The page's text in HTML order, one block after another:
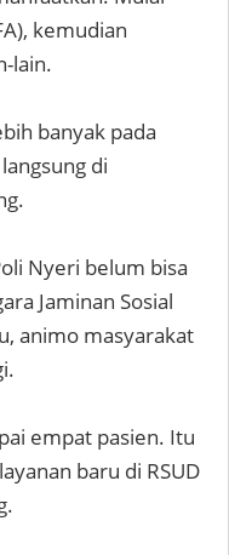
kemudian
lain.
banyak pada
di
Nyeri belum bisa
Jaminan Sosial
animo masyarakat
empat pasien. Itu
baru di RSUD